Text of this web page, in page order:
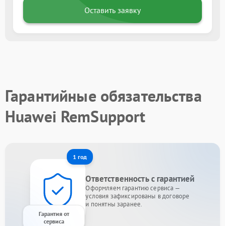
Оставить заявку
Гарантийные обязательства
Huawei RemSupport
1 год
Гарантия от
сервиса
Ответственность с гарантией
Оформляем гарантию сервиса —
условия зафиксированы в договоре
и понятны заранее.